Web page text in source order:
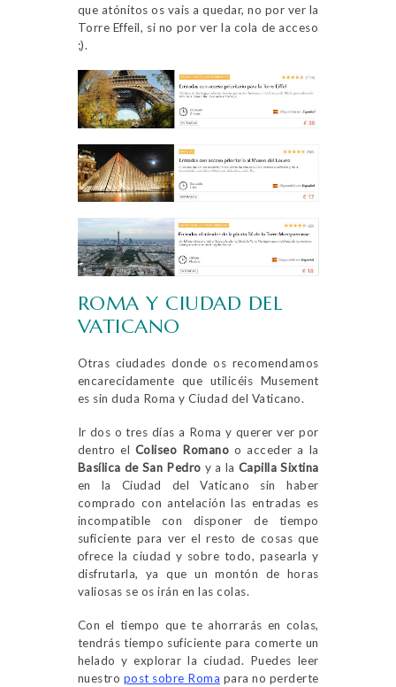
que atónitos os vais a quedar, no por ver la
Torre Effeil, si no por ver la cola de acceso
;).
ROMA Y CIUDAD DEL
VATICANO
Otras ciudades donde os recomendamos
encarecidamente que utilicéis Musement
es sin duda Roma y Ciudad del Vaticano.
Ir dos o tres días a Roma y querer ver por
dentro el Coliseo Romano o acceder a la
Basílica de San Pedro y a la Capilla Sixtina
en la Ciudad del Vaticano sin haber
comprado con antelación las entradas es
incompatible con disponer de tiempo
suficiente para ver el resto de cosas que
ofrece la ciudad y sobre todo, pasearla y
disfrutarla, ya que un montón de horas
valiosas se os irán en las colas.
Con el tiempo que te ahorrarás en colas,
tendrás tiempo suficiente para comerte un
helado y explorar la ciudad. Puedes leer
nuestro post sobre Roma para no perderte